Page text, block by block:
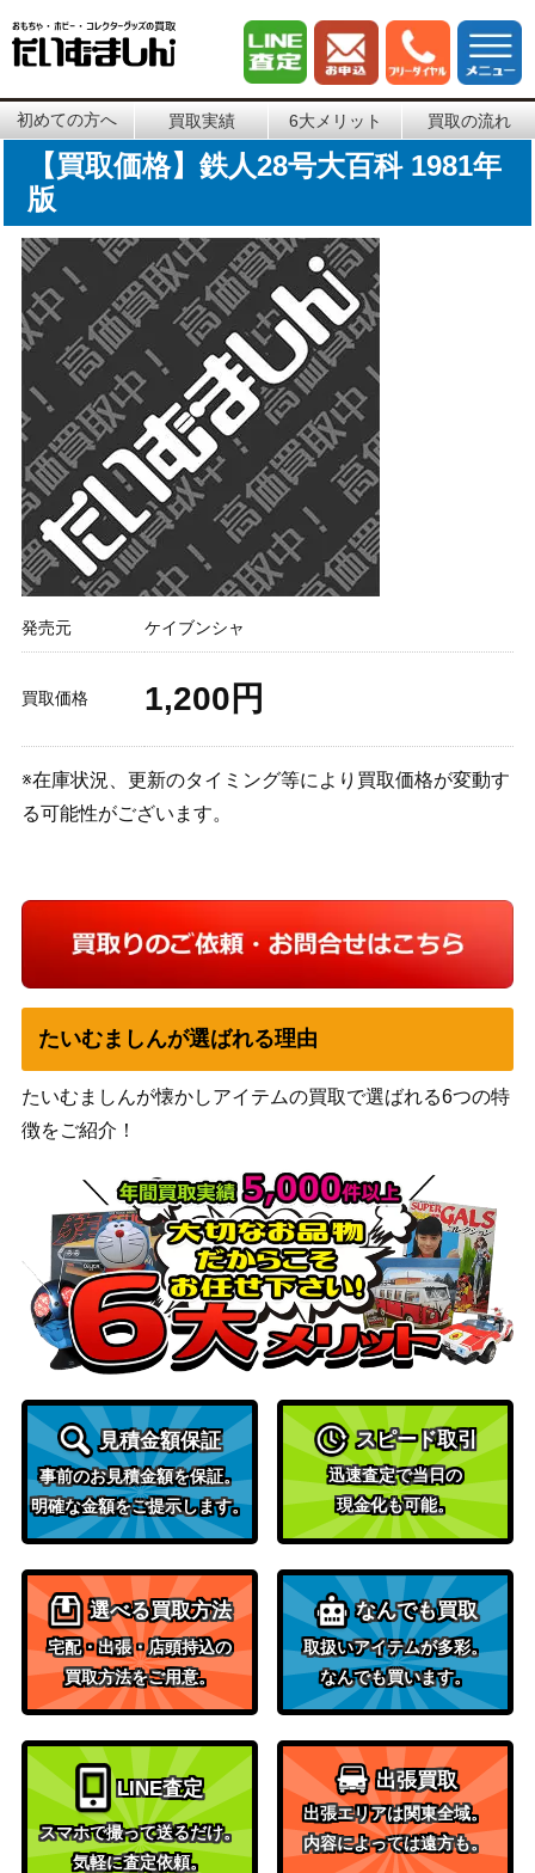
初めての方へ 買取実績 6大メリット 買取の流れ
【買取価格】鉄人28号大百科 1981年
版
発売元 ケイブンシャ
買取価格 1,200円
※在庫状況、更新のタイミング等により買取価格が変動す
る可能性がございます。
たいむましんが選ばれる理由
たいむましんが懐かしアイテムの買取で選ばれる6つの特
徴をご紹介！
見積金額保証
事前のお見積金額を保証。
明確な金額をご提示します。
スピード取引
迅速査定で当日の
現金化も可能。
選べる買取方法
宅配・出張・店頭持込の
買取方法をご用意。
なんでも買取
取扱いアイテムが多彩。
なんでも買います。
LINE査定
スマホで撮って送るだけ。
気軽に査定依頼。
出張買取
出張エリアは関東全域。
内容によっては遠方も。